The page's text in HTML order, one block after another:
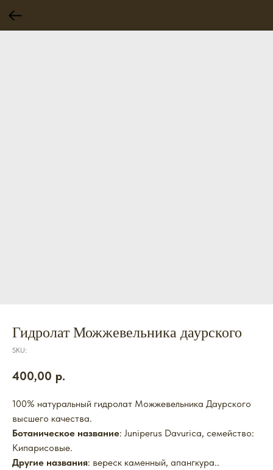
Гидролат Можжевельника даурского
SKU:
400,00 р.
100% натуральный гидролат Можжевельника Даурского
высшего качества.
Ботаническое название: Juniperus Davurica, семейство:
Кипарисовые.
Другие названия: вереск каменный, апангкура..